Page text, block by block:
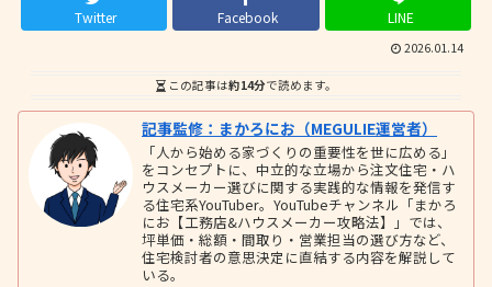
Twitter Facebook LINE
2026.01.14
この記事は約14分で読めます。
記事監修：まかろにお（MEGULIE運営者）
「人から始める家づくりの重要性を世に広める」
をコンセプトに、中立的な立場から注文住宅・ハ
ウスメーカー選びに関する実践的な情報を発信す
る住宅系YouTuber。YouTubeチャンネル「まかろ
にお【工務店&ハウスメーカー攻略法】」では、
坪単価・総額・間取り・営業担当の選び方など、
住宅検討者の意思決定に直結する内容を解説して
いる。